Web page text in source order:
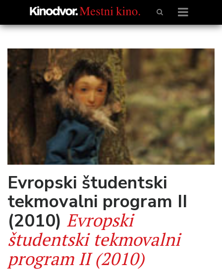
Evropski študentski
tekmovalni program II
(2010) Evropski
študentski tekmovalni
program II (2010)